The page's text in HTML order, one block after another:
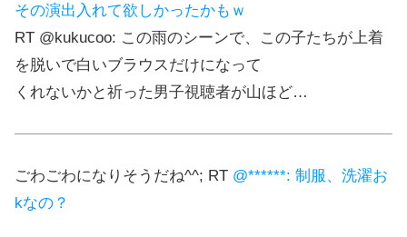
その演出入れて欲しかったかもｗ
RT @kukucoo: この雨のシーンで、この子たちが上着
を脱いで白いブラウスだけになって
くれないかと祈った男子視聴者が山ほど…
ごわごわになりそうだね^^; RT @******: 制服、洗濯お
kなの？